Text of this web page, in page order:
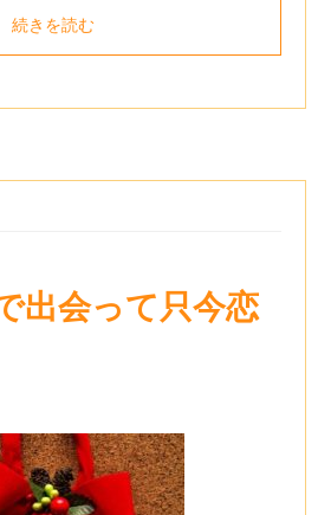
続きを読む
出会って只今恋